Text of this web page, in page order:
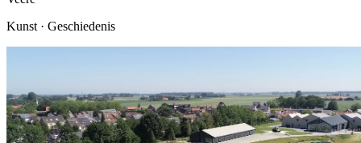
Kunst · Geschiedenis